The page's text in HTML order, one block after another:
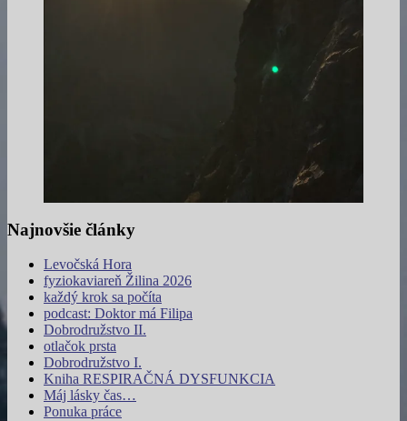
Najnovšie články
Levočská Hora
fyziokaviareň Žilina 2026
každý krok sa počíta
podcast: Doktor má Filipa
Dobrodružstvo II.
otlačok prsta
Dobrodružstvo I.
Kniha RESPIRAČNÁ DYSFUNKCIA
Máj lásky čas…
Ponuka práce